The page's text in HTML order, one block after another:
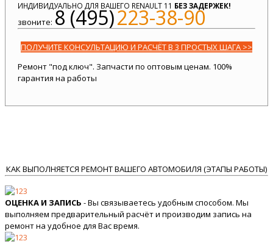
ИНДИВИДУАЛЬНО ДЛЯ ВАШЕГО RENAULT 11 БЕЗ ЗАДЕРЖЕК!
звоните: 8 (495)223-38-90
ПОЛУЧИТЕ КОНСУЛЬТАЦИЮ И РАСЧЁТ В 3 ПРОСТЫХ ШАГА >>
Ремонт "под ключ". Запчасти по оптовым ценам. 100%
гарантия на работы
КАК ВЫПОЛНЯЕТСЯ РЕМОНТ ВАШЕГО АВТОМОБИЛЯ (ЭТАПЫ РАБОТЫ)
ОЦЕНКА И ЗАПИСЬ - Вы связываетесь удобным способом. Мы
выполняем предварительный расчёт и производим запись на
ремонт на удобное для Вас время.